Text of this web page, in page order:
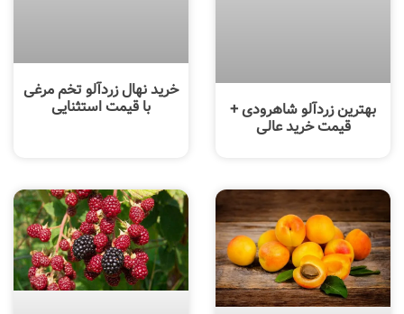
بهترین زردآلو شاهرودی +
قیمت خرید عالی
خرید نهال زردآلو تخم مرغی
با قیمت استثنایی